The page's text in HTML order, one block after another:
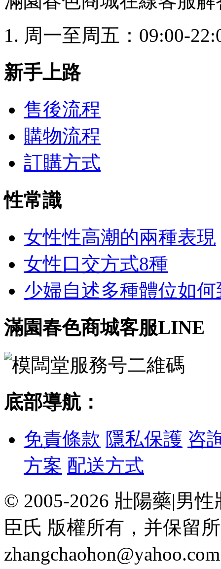
周一至周五：09:00-
新手上路
售後流程
購物流程
訂購方式
性常識
女性性高潮的兩種表現
女性口交方式8種
少婦自述多種體位如
滿園春色商城客服LINE
底部導航：
免責條款 隱私保護 咨
方案 配送方式
© 2005-2026 壯陽藥|男
臣氏 版權所有，并保留